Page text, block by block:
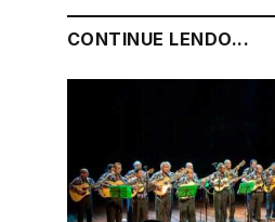
CONTINUE LENDO...